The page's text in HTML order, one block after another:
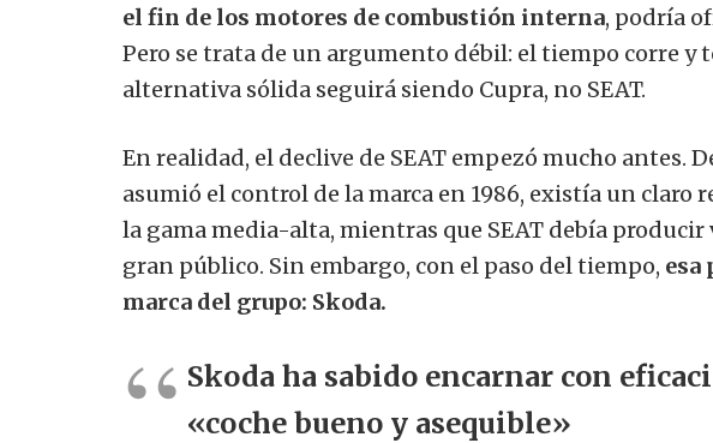
el fin de los motores de combustión interna, podría
Pero se trata de un argumento débil: el tiempo corre y
alternativa sólida seguirá siendo Cupra, no SEAT.
En realidad, el declive de SEAT empezó mucho antes.
asumió el control de la marca en 1986, existía un claro
la gama media-alta, mientras que SEAT debía producir
gran público. Sin embargo, con el paso del tiempo, esa
marca del grupo: Skoda.
Skoda ha sabido encarnar con
«coche bueno y asequible»